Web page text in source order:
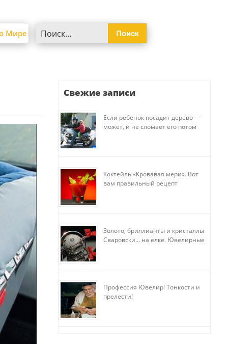
Мире
Свежие записи
Если ребёнок посадит дерево —
может, и не сломает его потом
Коктейль «Кровавая мери». Вот
вам правильный рецепт
Золото, бриллианты и кристаллы
Сваровски… на елке. Ювелирные
Профессия Ювелир! Тонкости и
прелести!